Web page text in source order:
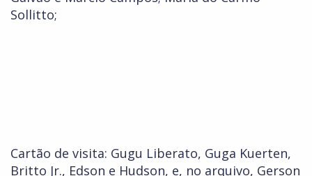
Sollitto;
Cartão de visita: Gugu Liberato, Guga Kuerten,
Britto Jr., Edson e Hudson, e, no arquivo, Gerson